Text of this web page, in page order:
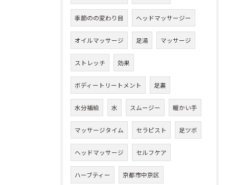
季節のの変わり目 ヘッドマッサージー
オイルマッサージ 足湯 マッサージ
ストレッチ 効果
ボディートリートメント 足裏
水分補給 水 スムージー 暖かい手
マッサージタイム セラピスト 足ツボ
ヘッドマッサージ セルフケア
ハーブティー 京都市中京区